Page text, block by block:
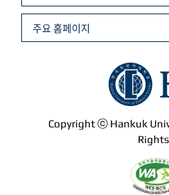
Copyright ⓒ Hankuk
주요 홈페이지